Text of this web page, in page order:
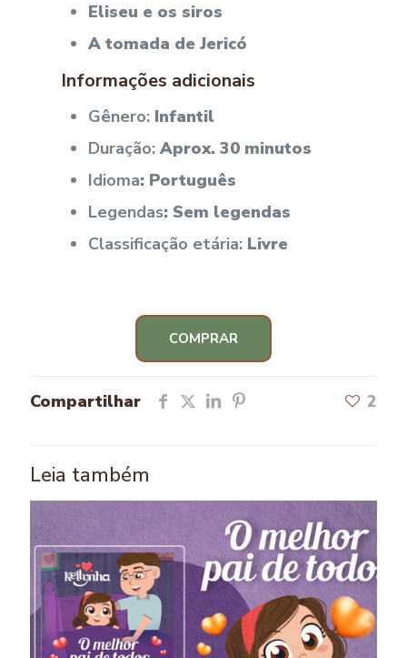
Eliseu e os siros
A tomada de Jericó
Informações adicionais
Gênero:Infantil
Duração: Aprox. 30 minutos
Idioma: Português
Legendas: Sem legendas
Classificação etária:Livre
COMPRAR
Compartilhar 2
Leia também